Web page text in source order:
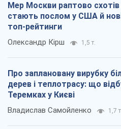
Мер Москви раптово схотів
стають послом у США й нові
топ-рейтинги
Олександр Кірш 1,5 т.
Про заплановану вирубку
дерев і теплотрасу: що
Теремках у Києві
Владислав Самойленко 1,7